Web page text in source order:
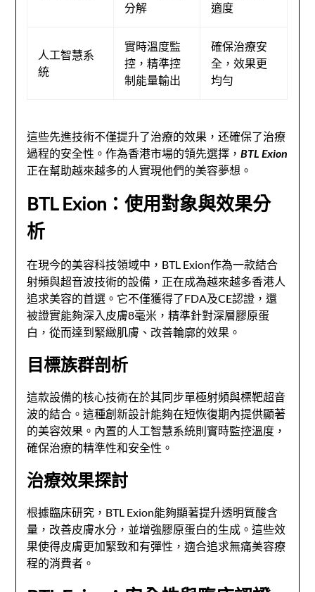
分解
適度
人工智慧系
統
實時溫度監
控，精準控
制能量輸出
確保治療安
全，效果更
均勻
這些先進技術不僅提升了治療的效果，还確保了治療
過程的安全性。作為香港市場的領先選擇，BTL Exion
正在幫助越來越多的人實現他們的美容夢想。
BTL Exion：使用對象與效果分
析
在現今的美容科技領域中，BTL Exion作為一款結合
射頻與超音波技術的設備，正在成為越來越多香港人
追求美容的首選。它不僅獲得了FDA及CE認證，還
被證實能夠深入皮膚8毫米，精準針對深層膠原蛋
白，從而達到緊緻肌膚、改善輪廓的效果。
目標族群剖析
這款設備的核心技術在於其同步單極射頻與標靶超音
波的結合。這種創新設計能夠在短恢復期內提供顯著
的美容效果。內置的人工智慧系統則實時監控溫度，
確保治療的精準性和安全性。
治療效果探討
根據臨床研究，BTL Exion能夠顯著提升透明質酸含
量，改善皮膚水分，並增強膠原蛋白的生成。這些效
果使得皮膚更加緊致和有彈性，適合追求無痛美容療
程的消費者。